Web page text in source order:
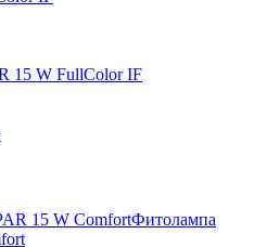
15 W FullColor IF